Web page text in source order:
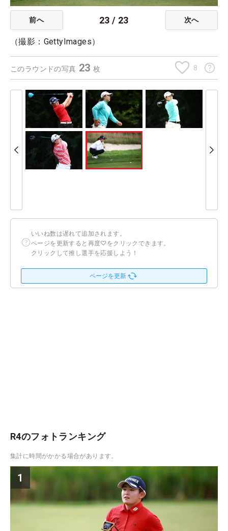
前へ 23 / 23 次へ
（撮影：GettyImages）
このラウンドの写真 23枚 8
いいね数は遅れて追加されます。
ページを更新すると再度♡をクリックできます。
クリックして推し選手を応援しよう！
ページを更新
R4のフォトランキング
集計に時間がかかる場合があります。
1